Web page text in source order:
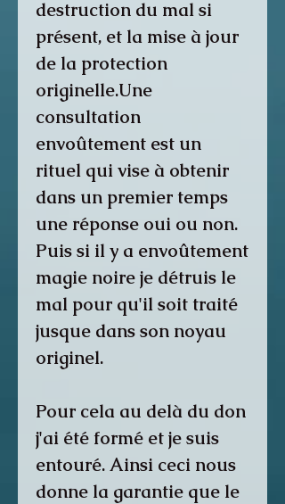
destruction du mal si
présent, et la mise à jour
de la protection
originelle.Une
consultation
envoûtement est un
rituel qui vise à obtenir
dans un premier temps
une réponse oui ou non.
Puis si il y a envoûtement
magie noire je détruis le
mal pour qu'il soit traité
jusque dans son noyau
originel.
Pour cela au delà du don
j'ai été formé et je suis
entouré. Ainsi ceci nous
donne la garantie que le